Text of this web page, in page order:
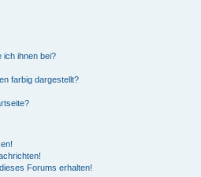
ich ihnen bei?
farbig dargestellt?
Forums erhalten!